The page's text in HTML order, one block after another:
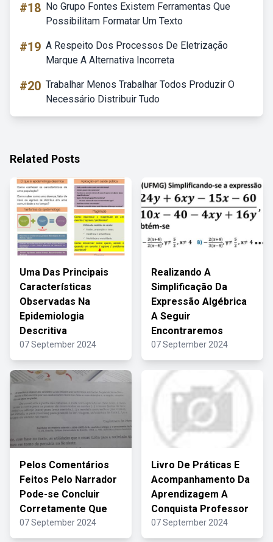
#18 No Grupo Fontes Existem Ferramentas Que
Possibilitam Formatar Um Texto
#19 A Respeito Dos Processos De Eletrização
Marque A Alternativa Incorreta
#20 Trabalhar Menos Trabalhar Todos Produzir O
Necessário Distribuir Tudo
Related Posts
Uma Das Principais
Características
Observadas Na
Epidemiologia
Descritiva
07 September 2024
Realizando A
Simplificação Da
Expressão Algébrica
A Seguir
Encontraremos
07 September 2024
Pelos Comentários
Feitos Pelo Narrador
Pode-se Concluir
Corretamente Que
07 September 2024
Livro De Práticas E
Acompanhamento Da
Aprendizagem A
Conquista Professor
07 September 2024